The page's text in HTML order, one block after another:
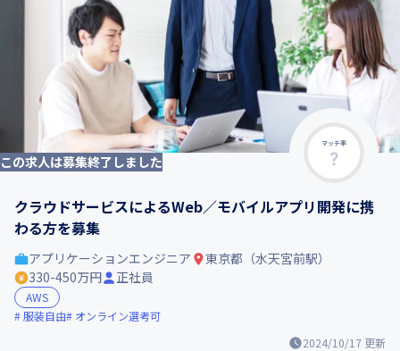
マッチ率
この求人は募集終了しました
クラウドサービスによるWeb／モバイルアプリ開発に携
わる方を募集
2024/10/17 更新
アプリケーションエンジニア
東京都（水天宮前駅）
330-450万円
正社員
AWS
服装自由
オンライン選考可